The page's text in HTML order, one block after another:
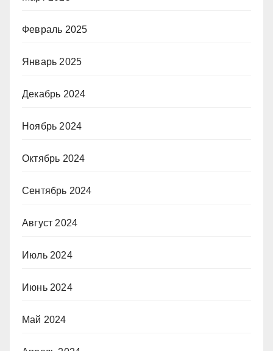
Февраль 2025
Январь 2025
Декабрь 2024
Ноябрь 2024
Октябрь 2024
Сентябрь 2024
Август 2024
Июль 2024
Июнь 2024
Май 2024